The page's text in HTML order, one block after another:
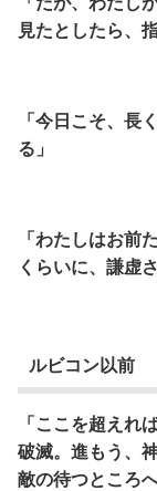
見たとしたら、
「今日こそ、長
る」
「わたしはお前
くらいに、 謙虚
ルビコン以前
「ここを超えれ
破滅。 進もう、
敵の待つところへ